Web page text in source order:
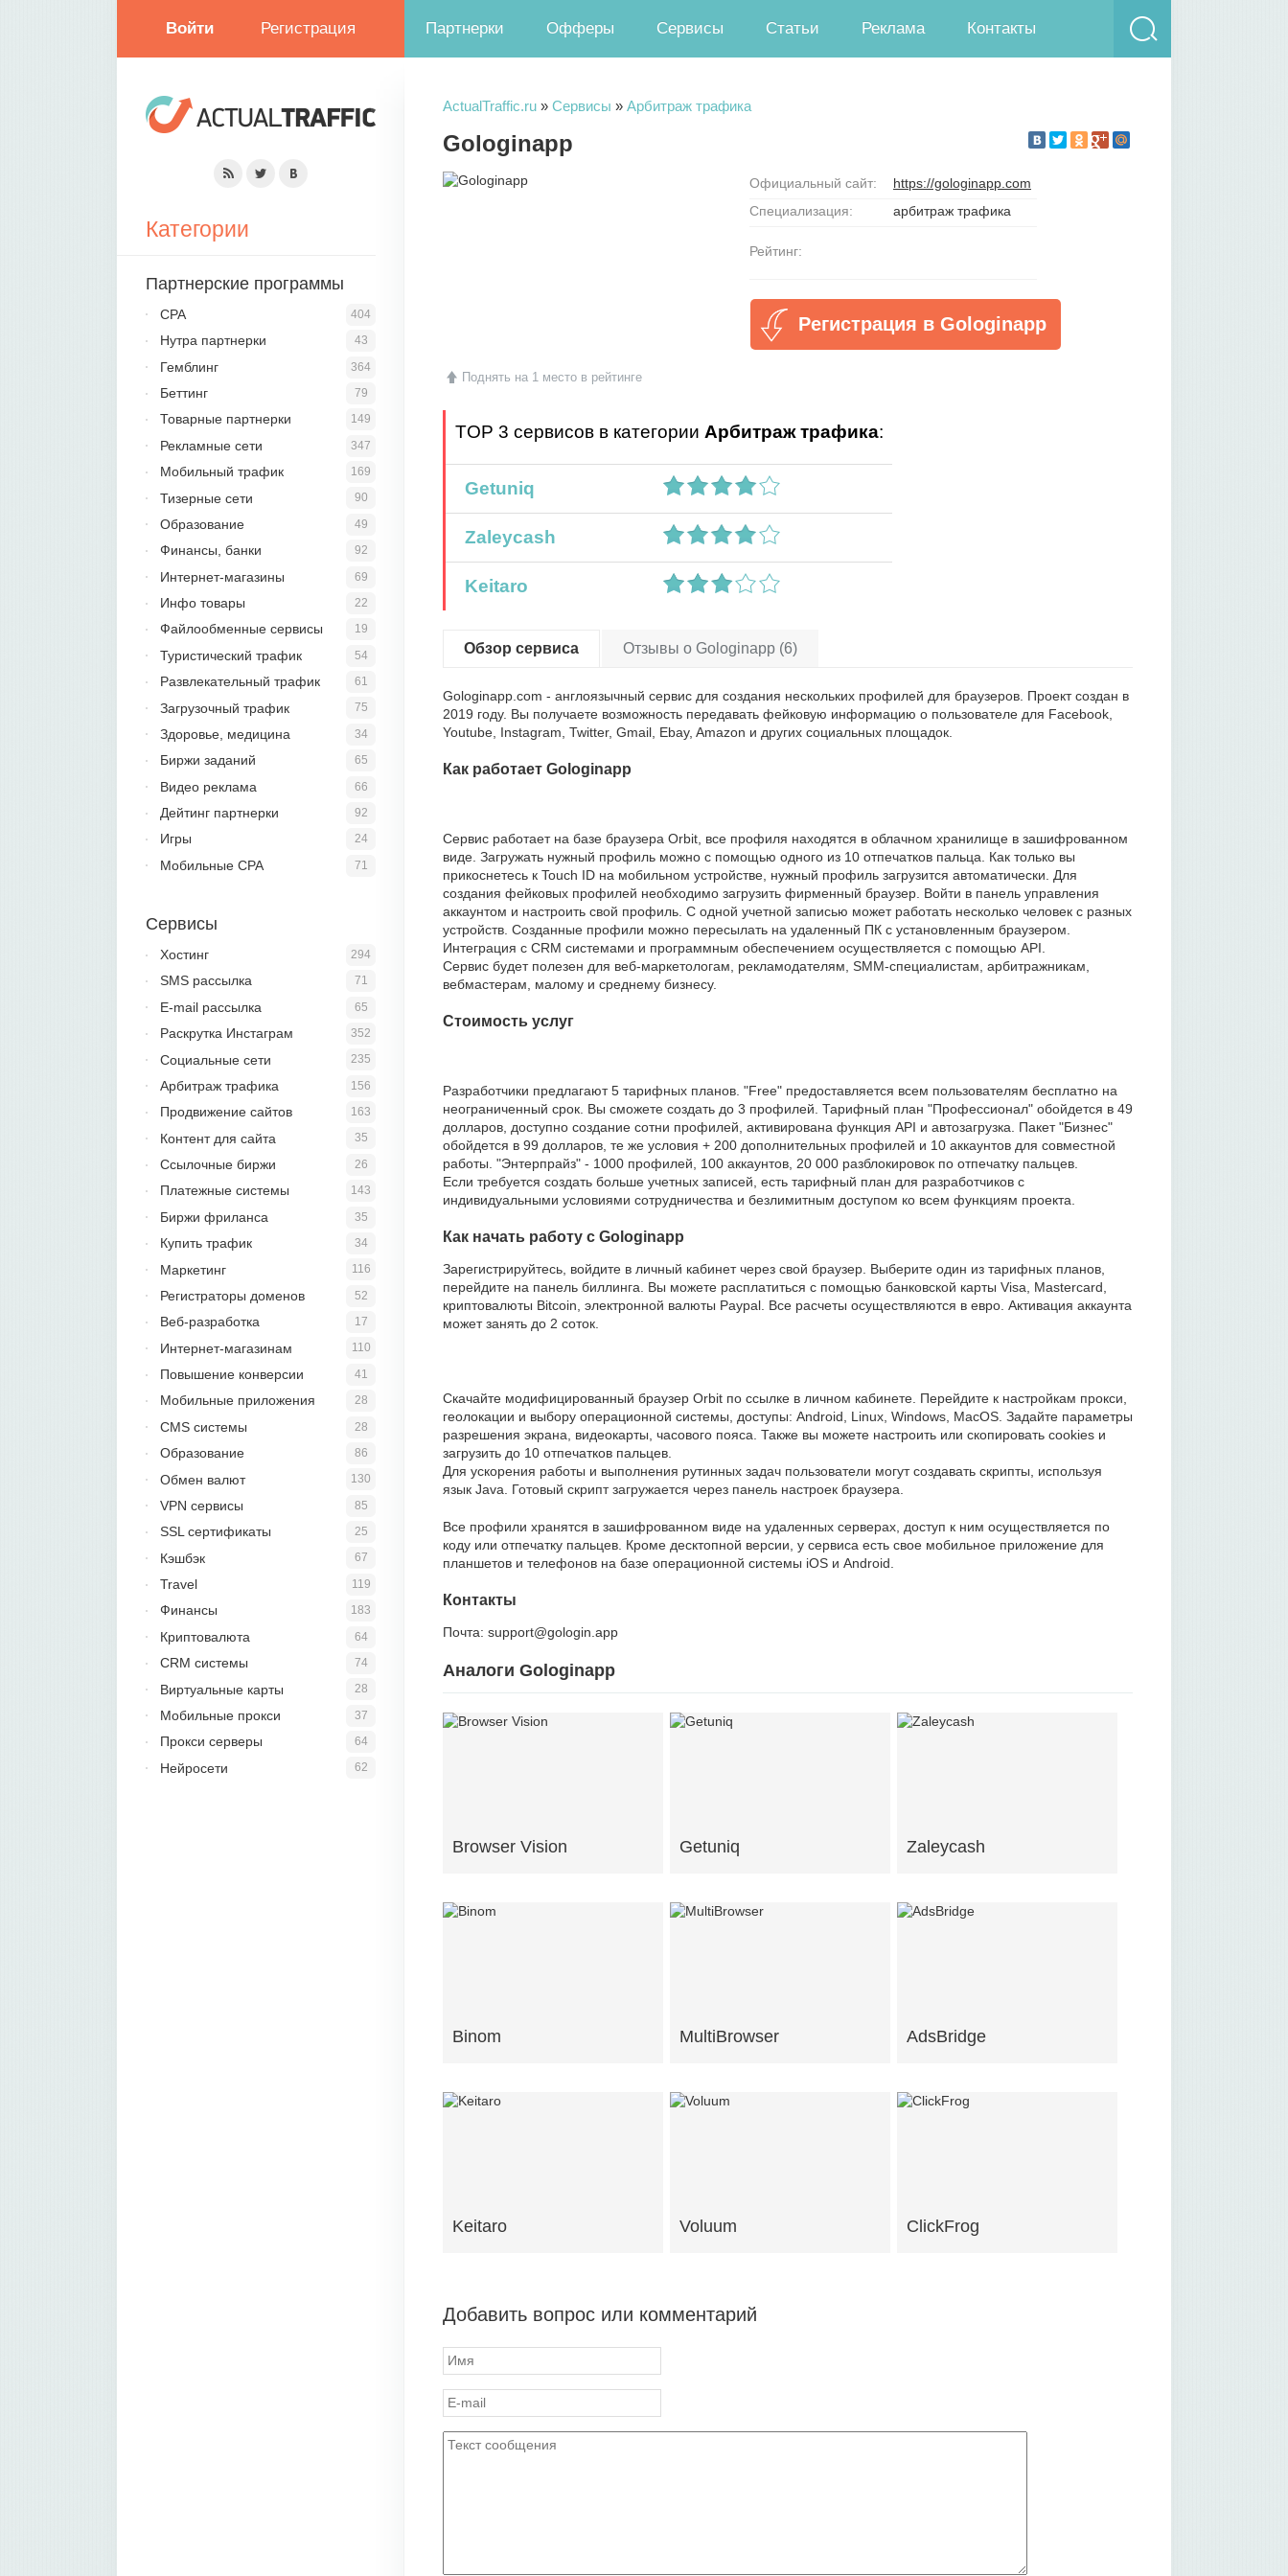
Войти Регистрация Партнерки Офферы Сервисы Статьи Реклама Контакты
ActualTraffic.ru » Сервисы » Арбитраж трафика
Gologinapp
Поднять на 1 место в рейтинге
Официальный сайт:
https://gologinapp.com
Специализация:
арбитраж трафика
Рейтинг:
Регистрация в Gologinapp
TOP 3 сервисов в категории Арбитраж трафика:
Getuniq
Zaleycash
Keitaro
Обзор сервиса Отзывы о Gologinapp (6)
Gologinapp.com - англоязычный сервис для создания нескольких профилей для браузеров. Проект создан в
2019 году. Вы получаете возможность передавать фейковую информацию о пользователе для Facebook,
Youtube, Instagram, Twitter, Gmail, Ebay, Amazon и других социальных площадок.
Как работает Gologinapp
Сервис работает на базе браузера Orbit, все профиля находятся в облачном хранилище в зашифрованном
виде. Загружать нужный профиль можно с помощью одного из 10 отпечатков пальца. Как только вы
прикоснетесь к Touch ID на мобильном устройстве, нужный профиль загрузится автоматически. Для
создания фейковых профилей необходимо загрузить фирменный браузер. Войти в панель управления
аккаунтом и настроить свой профиль. С одной учетной записью может работать несколько человек с разных
устройств. Созданные профили можно пересылать на удаленный ПК с установленным браузером.
Интеграция с CRM системами и программным обеспечением осуществляется с помощью API.
Сервис будет полезен для веб-маркетологам, рекламодателям, SMM-специалистам, арбитражникам,
вебмастерам, малому и среднему бизнесу.
Стоимость услуг
Разработчики предлагают 5 тарифных планов. "Free" предоставляется всем пользователям бесплатно на
неограниченный срок. Вы сможете создать до 3 профилей. Тарифный план "Профессионал" обойдется в 49
долларов, доступно создание сотни профилей, активирована функция API и автозагрузка. Пакет "Бизнес"
обойдется в 99 долларов, те же условия + 200 дополнительных профилей и 10 аккаунтов для совместной
работы. "Энтерпрайз" - 1000 профилей, 100 аккаунтов, 20 000 разблокировок по отпечатку пальцев.
Если требуется создать больше учетных записей, есть тарифный план для разработчиков с
индивидуальными условиями сотрудничества и безлимитным доступом ко всем функциям проекта.
Как начать работу с Gologinapp
Зарегистрируйтесь, войдите в личный кабинет через свой браузер. Выберите один из тарифных планов,
перейдите на панель биллинга. Вы можете расплатиться с помощью банковской карты Visa, Mastercard,
криптовалюты Bitcoin, электронной валюты Paypal. Все расчеты осуществляются в евро. Активация аккаунта
может занять до 2 соток.
Скачайте модифицированный браузер Orbit по ссылке в личном кабинете. Перейдите к настройкам прокси,
геолокации и выбору операционной системы, доступы: Android, Linux, Windows, MacOS. Задайте параметры
разрешения экрана, видеокарты, часового пояса. Также вы можете настроить или скопировать cookies и
загрузить до 10 отпечатков пальцев.
Для ускорения работы и выполнения рутинных задач пользователи могут создавать скрипты, используя
язык Java. Готовый скрипт загружается через панель настроек браузера.
Все профили хранятся в зашифрованном виде на удаленных серверах, доступ к ним осуществляется по
коду или отпечатку пальцев. Кроме десктопной версии, у сервиса есть свое мобильное приложение для
планшетов и телефонов на базе операционной системы iOS и Android.
Контакты
Почта: support@gologin.app
Аналоги Gologinapp
Browser Vision Getuniq Zaleycash
Binom MultiBrowser AdsBridge
Keitaro Voluum ClickFrog
Добавить вопрос или комментарий
Категории
Партнерские программы
404
CPA
43
Нутра партнерки
364
Гемблинг
79
Беттинг
149
Товарные партнерки
347
Рекламные сети
169
Мобильный трафик
90
Тизерные сети
49
Образование
92
Финансы, банки
69
Интернет-магазины
22
Инфо товары
19
Файлообменные сервисы
54
Туристический трафик
61
Развлекательный трафик
75
Загрузочный трафик
34
Здоровье, медицина
65
Биржи заданий
66
Видео реклама
92
Дейтинг партнерки
24
Игры
71
Мобильные CPA
Сервисы
294
Хостинг
71
SMS рассылка
65
E-mail рассылка
352
Раскрутка Инстаграм
235
Социальные сети
156
Арбитраж трафика
163
Продвижение сайтов
35
Контент для сайта
26
Ссылочные биржи
143
Платежные системы
35
Биржи фриланса
34
Купить трафик
116
Маркетинг
52
Регистраторы доменов
17
Веб-разработка
110
Интернет-магазинам
41
Повышение конверсии
28
Мобильные приложения
28
CMS системы
86
Образование
130
Обмен валют
85
VPN сервисы
25
SSL сертификаты
67
Кэшбэк
119
Travel
183
Финансы
64
Криптовалюта
74
CRM системы
28
Виртуальные карты
37
Мобильные прокси
64
Прокси серверы
62
Нейросети